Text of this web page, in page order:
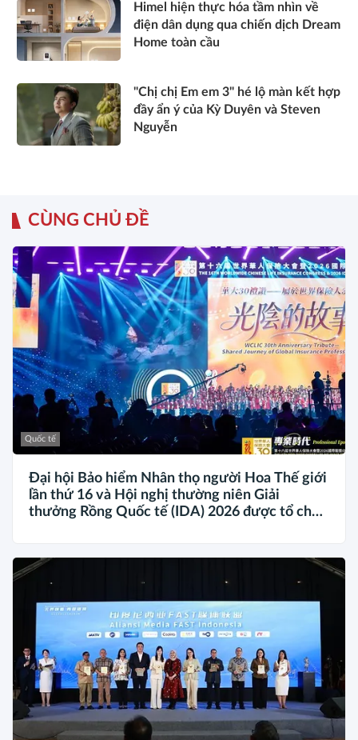
Himel hiện thực hóa tầm nhìn về
điện dân dụng qua chiến dịch Dream
Home toàn cầu
"Chị chị Em em 3" hé lộ màn kết hợp
đầy ẩn ý của Kỳ Duyên và Steven
Nguyễn
CÙNG CHỦ ĐỀ
Quốc tế
Đại hội Bảo hiểm Nhân thọ người Hoa Thế giới
lần thứ 16 và Hội nghị thường niên Giải
thưởng Rồng Quốc tế (IDA) 2026 được tổ chức